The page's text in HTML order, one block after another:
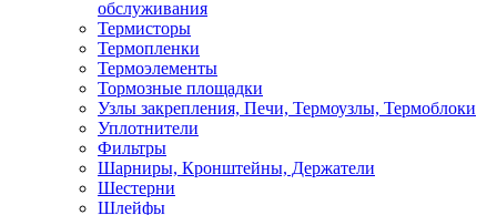
обслуживания
Термисторы
Термопленки
Термоэлементы
Тормозные площадки
Узлы закрепления, Печи, Термоузлы, Термоблоки
Уплотнители
Фильтры
Шарниры, Кронштейны, Держатели
Шестерни
Шлейфы